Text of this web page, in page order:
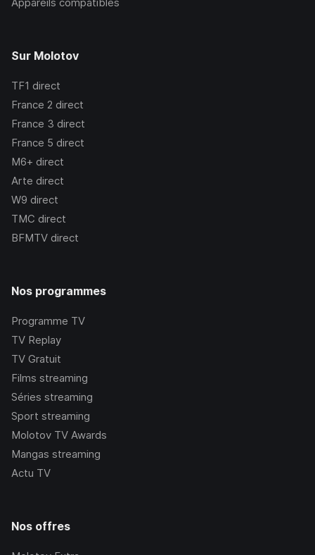
Sur Molotov
TF1 direct
France 2 direct
France 3 direct
France 5 direct
M6+ direct
Arte direct
W9 direct
TMC direct
BFMTV direct
Nos programmes
Programme TV
TV Replay
TV Gratuit
Films streaming
Séries streaming
Sport streaming
Molotov TV Awards
Mangas streaming
Actu TV
Nos offres